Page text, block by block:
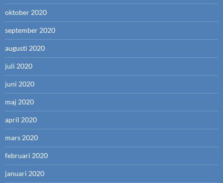
oktober 2020
september 2020
augusti 2020
juli 2020
juni 2020
maj 2020
april 2020
mars 2020
februari 2020
januari 2020